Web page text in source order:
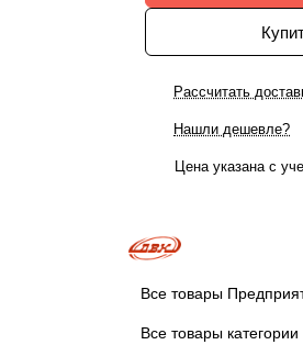
Рассчитать
Нашли дешевле?
Цена указана с
Все товары
Все товары категории